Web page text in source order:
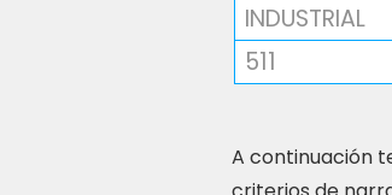
INDUSTRIAL
511
A continuación